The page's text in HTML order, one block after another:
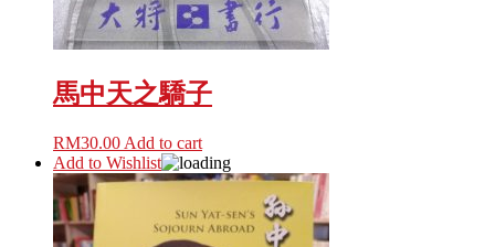
馬中天之驕子
RM30.00 Add to cart
Add to Wishlist